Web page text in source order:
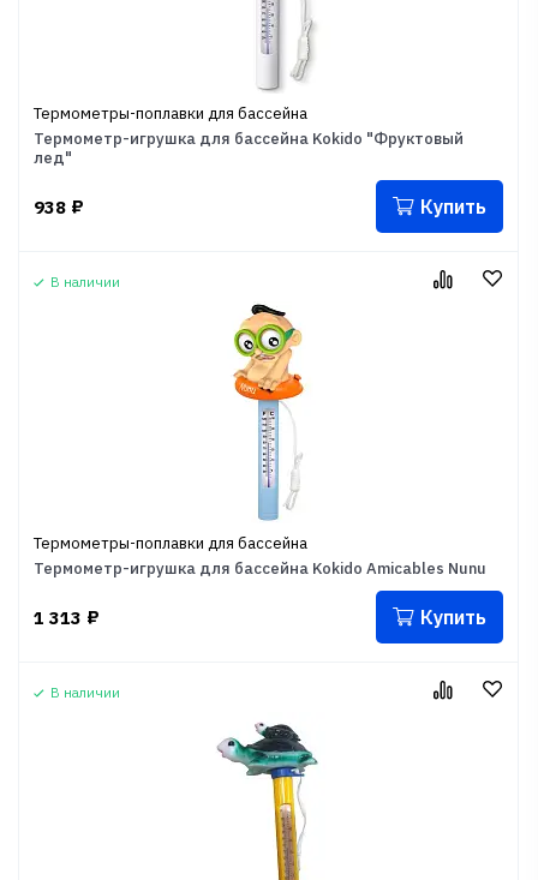
Термометры-поплавки для бассейна
Термометр-игрушка для бассейна Kokido "Фруктовый
лед"
938 ₽ Купить
В наличии
Термометры-поплавки для бассейна
Термометр-игрушка для бассейна Kokido Amicables Nunu
1 313 ₽ Купить
В наличии